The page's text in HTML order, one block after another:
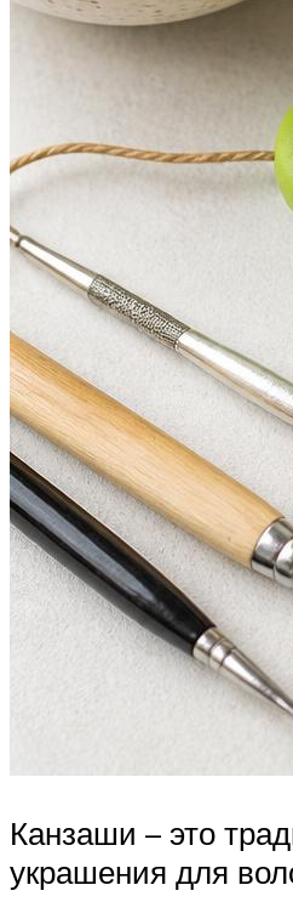
Канзаши – это
украшения для